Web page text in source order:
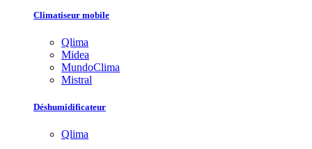
Climatiseur mobile
Qlima
Midea
MundoClima
Mistral
Déshumidificateur
Qlima